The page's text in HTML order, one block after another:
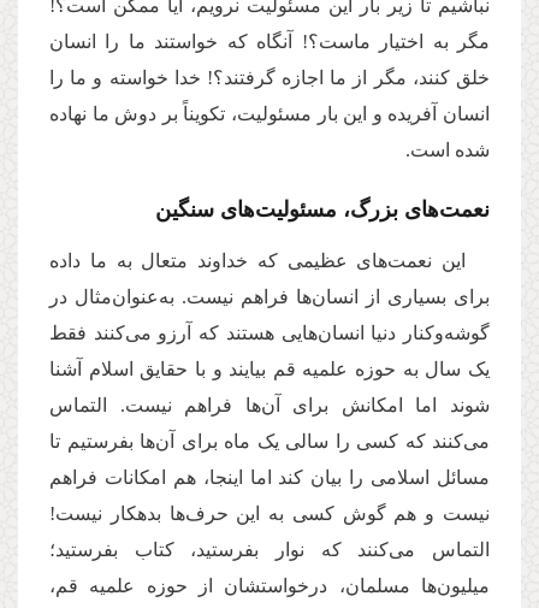
نباشیم تا زیر بار این مسئولیت نرویم، آیا ممکن است؟!
مگر به اختیار ماست؟! آنگاه که خواستند ما را انسان
خلق کنند، مگر از ما اجازه گرفتند؟! خدا خواسته و ما را
انسان آفریده و این بار مسئولیت، تکویناً بر دوش ما نهاده
شده است.
نعمت‌های بزرگ، مسئولیت‌های سنگین
این نعمت‌های عظیمی که خداوند متعال به ما داده
برای بسیاری از انسان‌ها فراهم نیست. به‌عنوان‌مثال در
گوشه‌وکنار دنیا انسان‌هایی هستند که آرزو می‌کنند فقط
یک سال به حوزه علمیه قم بیایند و با حقایق اسلام آشنا
شوند اما امکانش برای آن‌ها فراهم نیست. التماس
می‌کنند که کسی را سالی یک ماه برای آن‌ها بفرستیم تا
مسائل اسلامی را بیان کند اما اینجا، هم امکانات فراهم
نیست و هم گوش کسی به این حرف‌ها بدهکار نیست!
التماس می‌کنند که نوار بفرستید، کتاب بفرستید؛
میلیون‌ها مسلمان، درخواستشان از حوزه علمیه قم،